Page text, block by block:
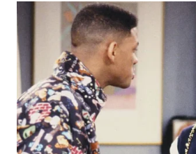
WN
TAPANULI
SELATAN
WN